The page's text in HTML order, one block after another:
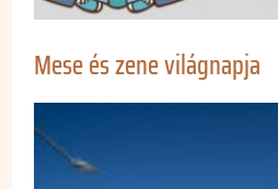
Mese és zene világnapja